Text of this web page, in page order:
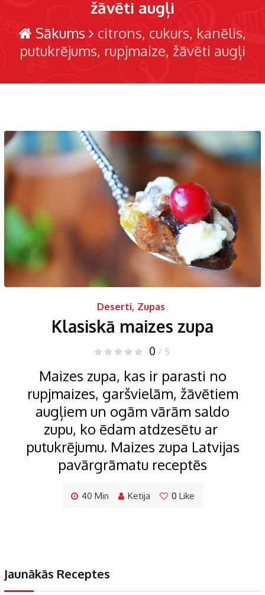
žāvēti augļi
Sākums citrons cukurs kanēlis
putukrējums rupjmaize žāvēti augļi
Deserti, Zupas
Klasiskā maizes zupa
0 / 5
Maizes zupa, kas ir parasti no
rupjmaizes, garšvielām, žāvētiem
augļiem un ogām vārām saldo
zupu, ko ēdam atdzesētu ar
putukrējumu. Maizes zupa Latvijas
pavārgrāmatu receptēs
40 Min Ketija 0 Like
Jaunākās Receptes